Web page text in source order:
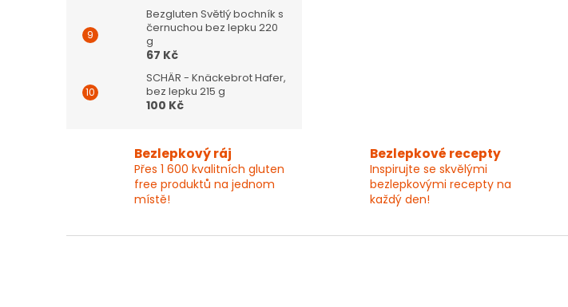
Bezgluten Světlý bochník s
černuchou bez lepku 220
g
67 Kč
SCHÄR - Knäckebrot Hafer,
bez lepku 215 g
100 Kč
Bezlepkový ráj
Přes 1 600 kvalitních gluten
free produktů na jednom
místě!
Bezlepkové recepty
Inspirujte se skvělými
bezlepkovými recepty na
každý den!